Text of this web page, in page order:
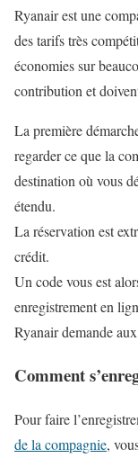
Ryanair est une
des tarifs très
économies sur
contribution et
La première
regarder ce que la
destination où vous
étendu.
La réservation est
crédit.
Un code vous est
enregistrement en
Ryanair demande
Comment
Pour faire
de la compagnie,